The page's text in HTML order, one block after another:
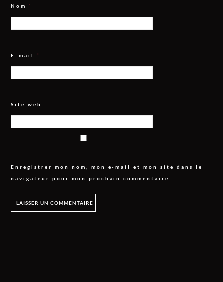
Nom *
E-mail *
Site web
Enregistrer mon nom, mon e-mail et mon site dans le
navigateur pour mon prochain commentaire.